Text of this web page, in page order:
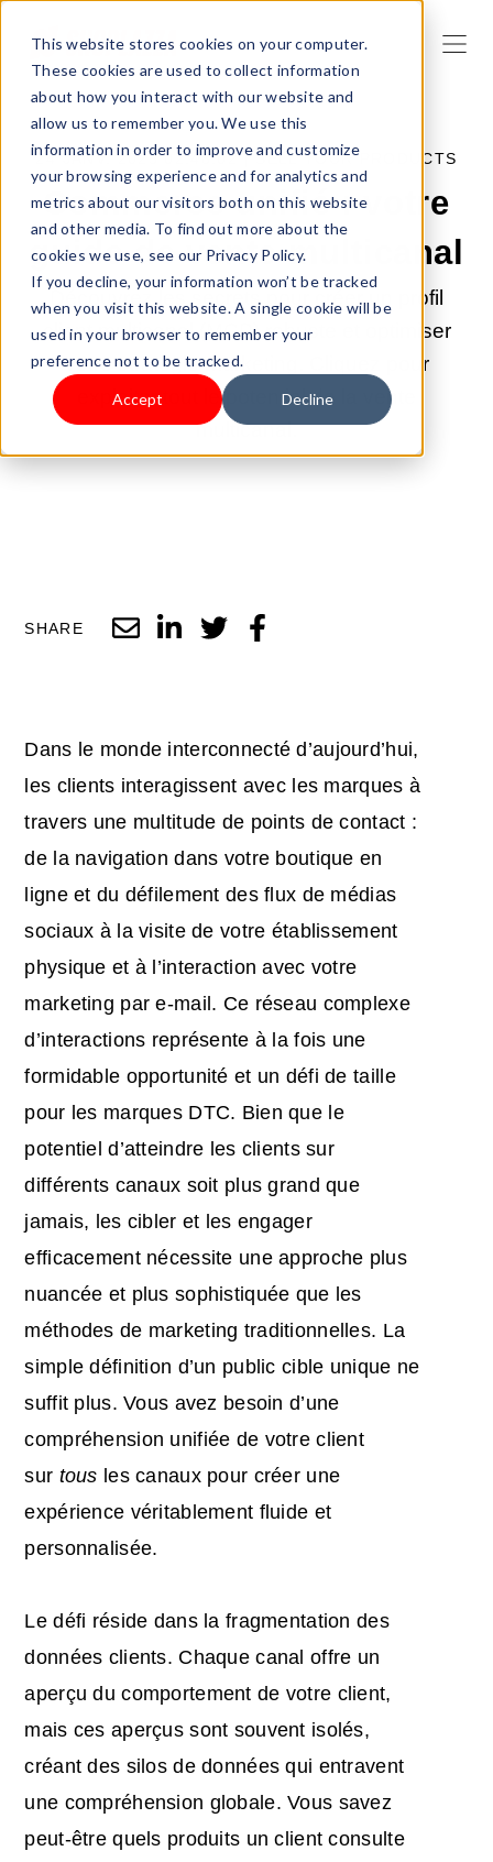
This website stores cookies on your computer.
These cookies are used to collect information
about how you interact with our website and
allow us to remember you. We use this
information in order to improve and customize
your browsing experience and for analytics and
metrics about our visitors both on this website
and other media. To find out more about the
cookies we use, see our Privacy Policy.
If you decline, your information won’t be tracked
when you visit this website. A single cookie will be
used in your browser to remember your
preference not to be tracked.
Accept Decline
24 JANV. 2025 02:48:02 | SELL YOUR PRODUCTS
Commerce unifié : votre
guide de vente multicanal
Découvrez les secrets pour créer un profil
client multicanal (MCP) robuste et optimiser
votre stratégie marketing. Cliquez pour
exploiter tout le potentiel de la vente
multicanal.
SHARE
Dans le monde interconnecté d’aujourd’hui,
les clients interagissent avec les marques à
travers une multitude de points de contact :
de la navigation dans votre boutique en
ligne et du défilement des flux de médias
sociaux à la visite de votre établissement
physique et à l’interaction avec votre
marketing par e-mail. Ce réseau complexe
d’interactions représente à la fois une
formidable opportunité et un défi de taille
pour les marques DTC. Bien que le
potentiel d’atteindre les clients sur
différents canaux soit plus grand que
jamais, les cibler et les engager
efficacement nécessite une approche plus
nuancée et plus sophistiquée que les
méthodes de marketing traditionnelles. La
simple définition d’un public cible unique ne
suffit plus. Vous avez besoin d’une
compréhension unifiée de votre client
sur tous les canaux pour créer une
expérience véritablement fluide et
personnalisée.
Le défi réside dans la fragmentation des
données clients. Chaque canal offre un
aperçu du comportement de votre client,
mais ces aperçus sont souvent isolés,
créant des silos de données qui entravent
une compréhension globale. Vous savez
peut-être quels produits un client consulte